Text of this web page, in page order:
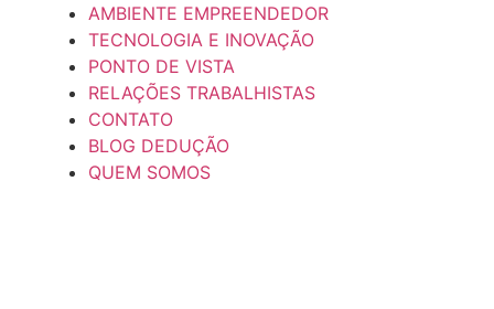
AMBIENTE EMPREENDEDOR
TECNOLOGIA E INOVAÇÃO
PONTO DE VISTA
RELAÇÕES TRABALHISTAS
CONTATO
BLOG DEDUÇÃO
QUEM SOMOS